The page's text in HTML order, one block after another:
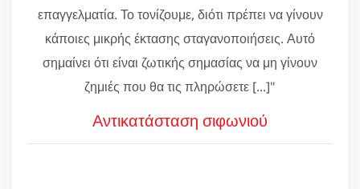
επαγγελματία. Το τονίζουμε, διότι πρέπει να γίνουν
κάποιες μικρής έκτασης σταγανοποιήσεις. Αυτό
σημαίνει ότι είναι ζωτικής σημασίας να μη γίνουν
ζημιές που θα τις πληρώσετε [...]"
Αντικατάσταση σιφωνιού